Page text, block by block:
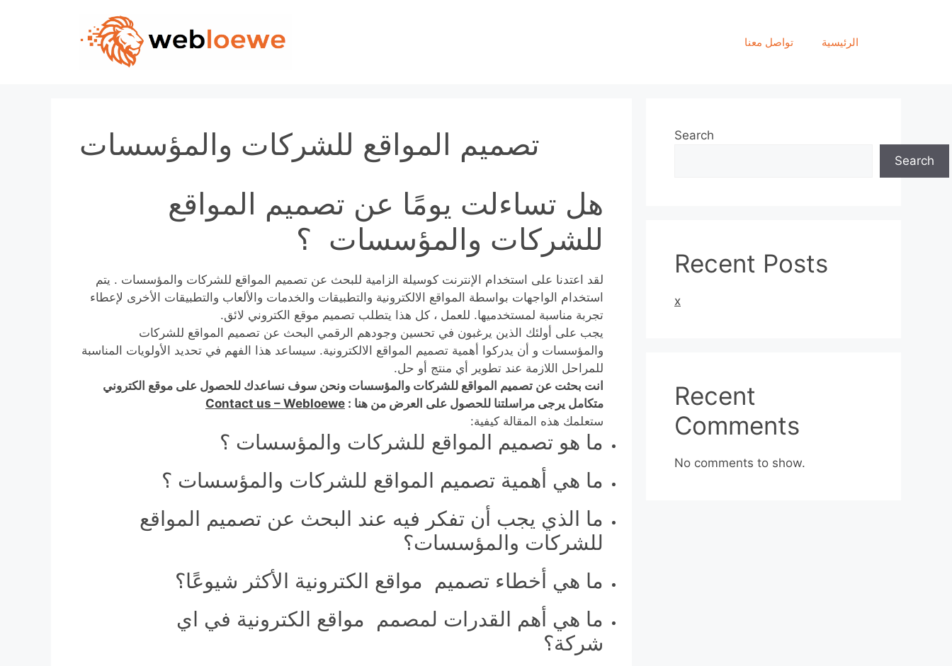
تواصل معنا الرئيسية
تصميم المواقع للشركات والمؤسسات
هل تساءلت يومًا عن تصميم المواقع
للشركات والمؤسسات ؟
لقد اعتدنا على استخدام الإنترنت كوسيلة الزامية للبحث عن تصميم المواقع للشركات والمؤسسات . يتم
استخدام الواجهات بواسطة المواقع الالكترونية والتطبيقات والخدمات والألعاب والتطبيقات الأخرى لإعطاء
تجربة مناسبة لمستخدميها. للعمل ، كل هذا يتطلب تصميم موقع الكتروني لائق.
يجب على أولئك الذين يرغبون في تحسين وجودهم الرقمي البحث عن تصميم المواقع للشركات
والمؤسسات و أن يدركوا أهمية تصميم المواقع الالكترونية. سيساعد هذا الفهم في تحديد الأولويات المناسبة
للمراحل اللازمة عند تطوير أي منتج أو حل.
انت بحثت عن تصميم المواقع للشركات والمؤسسات ونحن سوف نساعدك للحصول على موقع الكتروني
متكامل يرجى مراسلتنا للحصول على العرض من هنا : Contact us – Webloewe
ستعلمك هذه المقالة كيفية:
ما هو تصميم المواقع للشركات والمؤسسات ؟
ما هي أهمية تصميم المواقع للشركات والمؤسسات ؟
ما الذي يجب أن تفكر فيه عند البحث عن تصميم المواقع
للشركات والمؤسسات؟
ما هي أخطاء تصميم مواقع الكترونية الأكثر شيوعًا؟
ما هي أهم القدرات لمصمم مواقع الكترونية في اي
شركة؟
Search
Search
Recent Posts
x
Recent
Comments
No comments to show.